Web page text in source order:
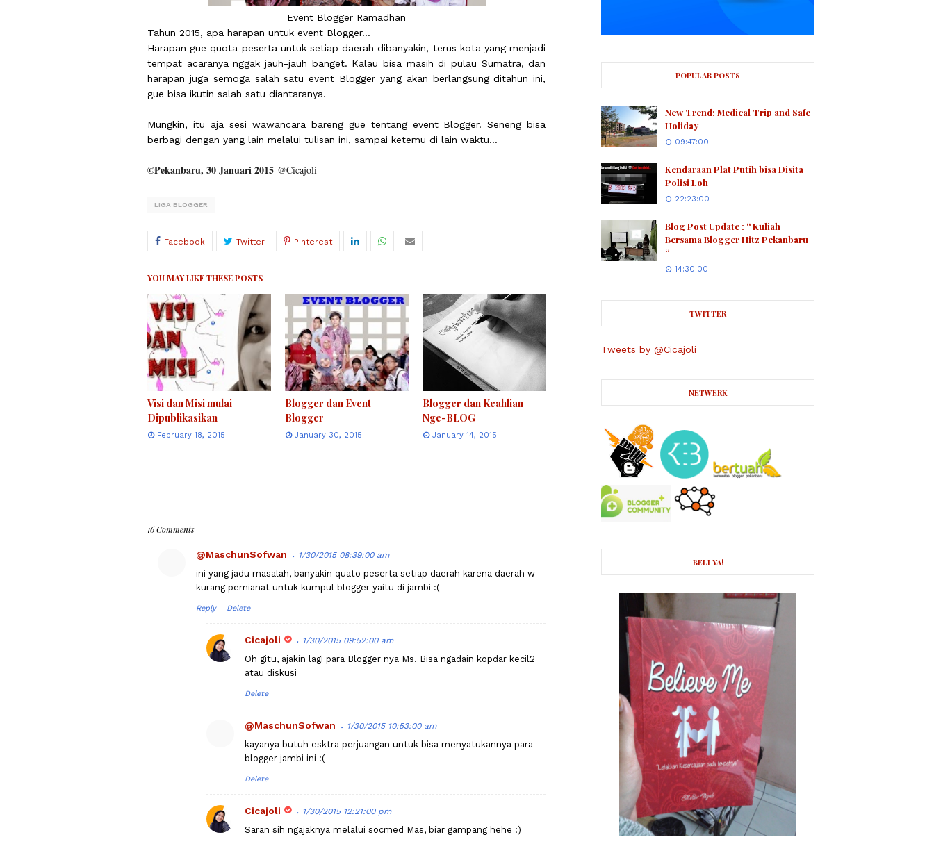
Event Blogger Ramadhan
Tahun 2015, apa harapan untuk event Blogger...
Harapan gue quota peserta untuk setiap daerah dibanyakin, terus kota yang menjadi
tempat acaranya nggak jauh-jauh banget. Kalau bisa masih di pulau Sumatra, dan
harapan juga semoga salah satu event Blogger yang akan berlangsung ditahun ini,
gue bisa ikutin salah satu diantaranya.
Mungkin, itu aja sesi wawancara bareng gue tentang event Blogger. Seneng bisa
berbagi dengan yang lain melalui tulisan ini, sampai ketemu di lain waktu...
©Pekanbaru, 30 Januari 2015 @Cicajoli
LIGA BLOGGER
YOU MAY LIKE THESE POSTS
Visi dan Misi mulai
Dipublikasikan
February 18, 2015
Blogger dan Event
Blogger
January 30, 2015
Blogger dan Keahlian
Nge-BLOG
January 14, 2015
16 Comments
@MaschunSofwan 1/30/2015 08:39:00 am
ini yang jadu masalah, banyakin quato peserta setiap daerah karena daerah w
kurang pemianat untuk kumpul blogger yaitu di jambi :(
Reply Delete
Cicajoli 1/30/2015 09:52:00 am
Oh gitu, ajakin lagi para Blogger nya Ms. Bisa ngadain kopdar kecil2
atau diskusi
Delete
@MaschunSofwan 1/30/2015 10:53:00 am
kayanya butuh esktra perjuangan untuk bisa menyatukannya para
blogger jambi ini :(
Delete
Cicajoli 1/30/2015 12:21:00 pm
Saran sih ngajaknya melalui socmed Mas, biar gampang hehe :)
POPULAR POSTS
New Trend: Medical Trip and Safe
Holiday
09:47:00
Kendaraan Plat Putih bisa Disita
Polisi Loh
22:23:00
Blog Post Update : “ Kuliah
Bersama Blogger Hitz Pekanbaru
“
14:30:00
TWITTER
Tweets by @Cicajoli
NETWERK
BELI YA!